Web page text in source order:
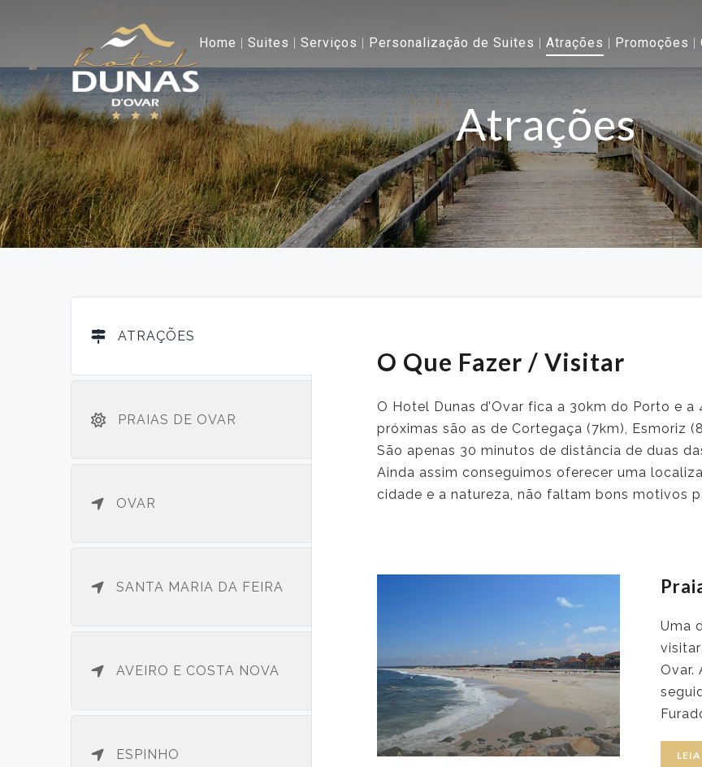
Home Suites Serviços Personalização de Suites Atrações Promoções
Atrações
ATRAÇÕES
PRAIAS DE OVAR
OVAR
SANTA MARIA DA FEIRA
AVEIRO E COSTA NOVA
ESPINHO
O Que Fazer / Visitar
O Hotel Dunas d’Ovar fica a 30km do Porto e a
próximas são as de Cortegaça (7km), Esmoriz
São apenas 30 minutos de distância de duas
Ainda assim conseguimos oferecer uma
cidade e a natureza, não faltam bons motivos
Uma
Ovar.